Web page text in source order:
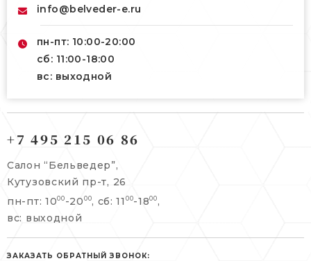
info@belveder-e.ru
пн-пт: 10:00-20:00
сб: 11:00-18:00
вс: выходной
info@belveder-e.ru
пн-пт: 10:00-20:00
сб, вс: выходной
Берсеневский переулок, 3/10с7
+7 495 477 45 43
info@belveder-e.ru
пн-пт: 10:00-19:00
сб: выходной
+7 495 215 06 86
Салон “Бельведер”,
Кутузовский пр-т, 26
пн-пт: 1000 -20 00, сб: 11 00-1800 ,
вс: выходной
ЗАКАЗАТЬ ОБРАТНЫЙ ЗВОНОК: